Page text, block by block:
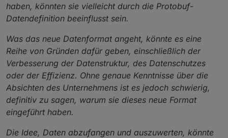
haben, könnten sie vielleicht durch die Protobuf-
Datendefinition beeinflusst sein.
Was das neue Datenformat angeht, könnte es eine
Reihe von Gründen dafür geben, einschließlich der
Verbesserung der Datenstruktur, des Datenschutzes
oder der Effizienz. Ohne genaue Kenntnisse über die
Absichten des Unternehmens ist es jedoch schwierig,
definitiv zu sagen, warum sie dieses neue Format
eingeführt haben.
Die Idee, Daten abzufangen und auszuwerten, könnte